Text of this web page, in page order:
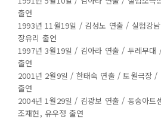
출연
1993년 11월19일 / 김성노 연출 / 실험강
장유리 출연
1997년 3월19일 / 김아라 연출 / 두레무대
출연
2001년 2월9일 / 한태숙 연출 / 토월극장 /
출연
2004년 1월29일 / 김광보 연출 / 동숭아트
조재현, 유우정 출연